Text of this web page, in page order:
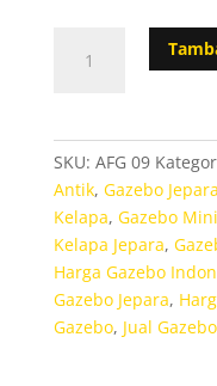
Gazebo
Kelapa
Jepara
SKU: AFG 09
Antik, Gazebo Jepara
Kelapa, Gazebo
Kelapa Jepara,
Harga Gazebo
Gazebo Jepara,
Gazebo, Jual